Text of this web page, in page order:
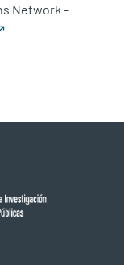
Network –